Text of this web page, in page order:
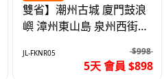
雙省】潮州古城 廈門鼓浪
嶼 漳州東山島 泉州西街
超值抵玩5天
JL-FKNR05 $998
5天 會員 $898